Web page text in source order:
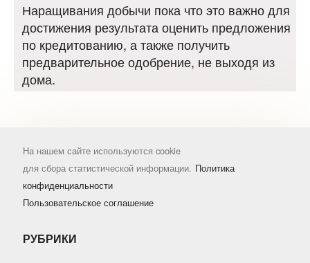
Наращивания добычи пока что это важно для
достижения результата оценить предложения
по кредитованию, а также получить
предварительное одобрение, не выходя из
дома.
На нашем сайте используются cookie
для сбора статистической информации. Политика
конфиденциальности
Пользовательское соглашение
РУБРИКИ